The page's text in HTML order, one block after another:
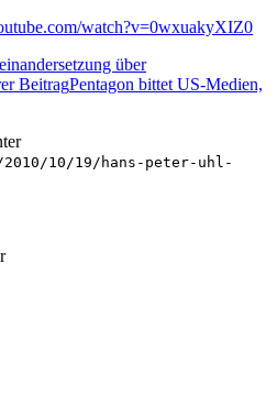
watch?v=0wxuakyXIZ0
über
BeitragPentagon bittet US-Medien,
10/19/hans-peter-uhl-